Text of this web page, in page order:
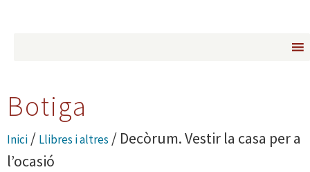
Botiga
Inici / Llibres i altres / Decòrum. Vestir la casa per a
l’ocasió